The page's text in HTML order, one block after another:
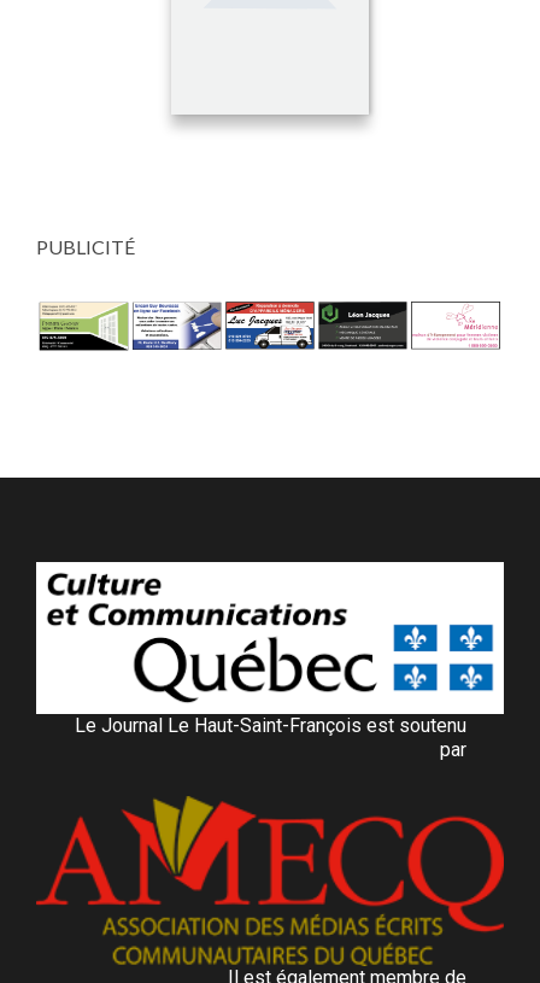
PUBLICITÉ
Le Journal Le Haut-Saint-François est soutenu
par
Il est également membre de